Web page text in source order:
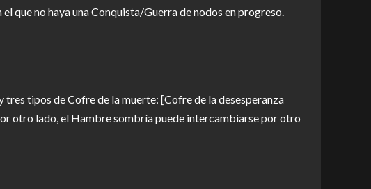
que no haya una Conquista/Guerra de nodos en progreso.
tipos de Cofre de la muerte: [Cofre de la desesperanza
otro lado, el Hambre sombría puede intercambiarse por otro